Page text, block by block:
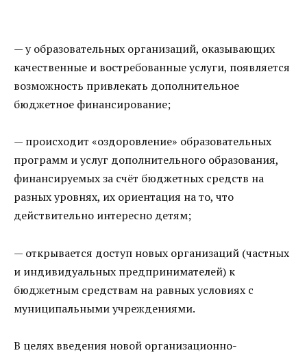
— у образовательных организаций, оказывающих
качественные и востребованные услуги, появляется
возможность привлекать дополнительное
бюджетное финансирование;
— происходит «оздоровление» образовательных
программ и услуг дополнительного образования,
финансируемых за счёт бюджетных средств на
разных уровнях, их ориентация на то, что
действительно интересно детям;
— открывается доступ новых организаций (частных
и индивидуальных предпринимателей) к
бюджетным средствам на равных условиях с
муниципальными учреждениями.
В целях введения новой организационно-